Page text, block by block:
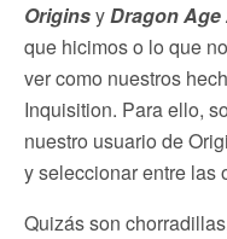
OriginsyDragon Age
que hicimos o lo que
ver como nuestros
Inquisition. Para ello,
nuestro usuario de
y seleccionar entre las
Quizás son